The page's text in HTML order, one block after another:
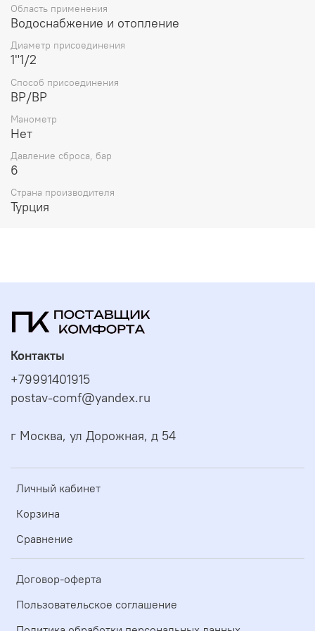
Область применения
Водоснабжение и отопление
Диаметр присоединения
1"1/2
Способ присоединения
ВР/ВР
Манометр
Нет
Давление сброса, бар
6
Страна производителя
Турция
Личный кабинет
Корзина
Сравнение
Договор-оферта
Пользовательское соглашение
Контакты
+79991401915
postav-comf@yandex.ru
г Москва, ул Дорожная, д 54